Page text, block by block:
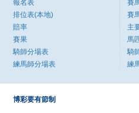
報名表
排位表(本地)
賠率
賽果
騎師分場表
練馬師分場表
賽
賽
主
馬
騎
練
博彩要有節制